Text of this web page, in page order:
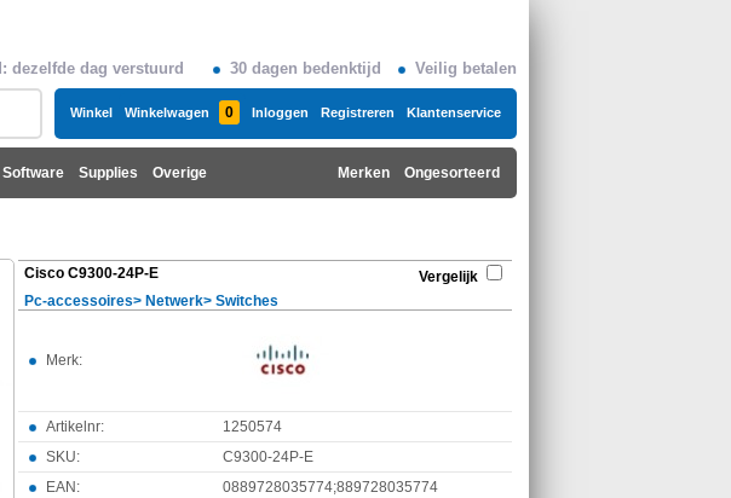
dezelfde dag verstuurd 30 dagen bedenktijd Veilig betalen
Winkel Winkelwagen 0 Inloggen Registreren Klantenservice
Software Supplies Overige Ongesorteerd
Merken
Cisco C9300-24P-E
Vergelijk
Pc-accessoires> Netwerk> Switches
Merk:
Artikelnr:
1250574
SKU:
C9300-24P-E
EAN:
0889728035774;889728035774